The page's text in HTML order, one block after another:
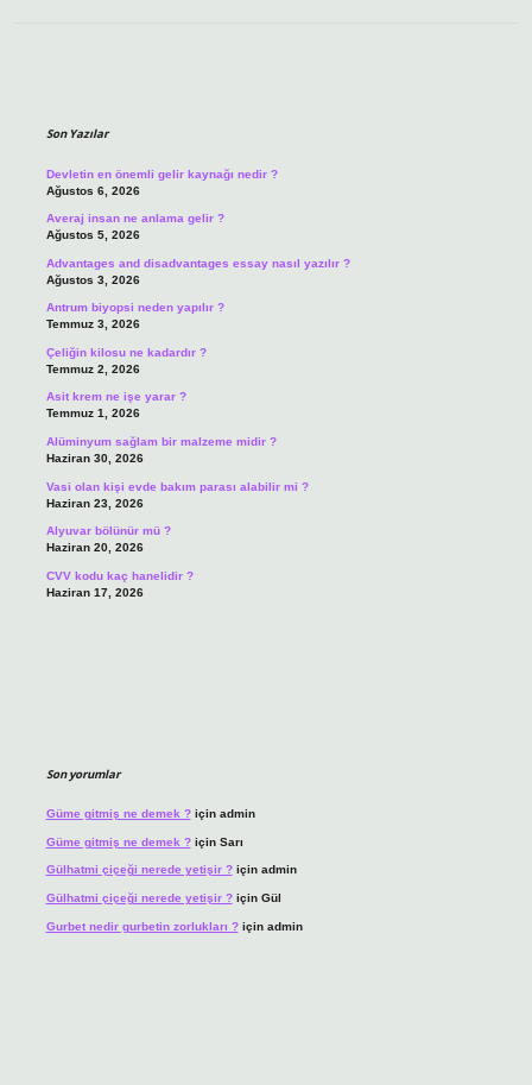
Son Yazılar
Devletin en önemli gelir kaynağı nedir ?
Ağustos 6, 2026
Averaj insan ne anlama gelir ?
Ağustos 5, 2026
Advantages and disadvantages essay nasıl yazılır ?
Ağustos 3, 2026
Antrum biyopsi neden yapılır ?
Temmuz 3, 2026
Çeliğin kilosu ne kadardır ?
Temmuz 2, 2026
Asit krem ne işe yarar ?
Temmuz 1, 2026
Alüminyum sağlam bir malzeme midir ?
Haziran 30, 2026
Vasi olan kişi evde bakım parası alabilir mi ?
Haziran 23, 2026
Alyuvar bölünür mü ?
Haziran 20, 2026
CVV kodu kaç hanelidir ?
Haziran 17, 2026
Son yorumlar
Güme gitmiş ne demek ?için admin
Güme gitmiş ne demek ?için Sarı
Gülhatmi çiçeği nerede yetişir ?için admin
Gülhatmi çiçeği nerede yetişir ?için Gül
Gurbet nedir gurbetin zorlukları ?için admin